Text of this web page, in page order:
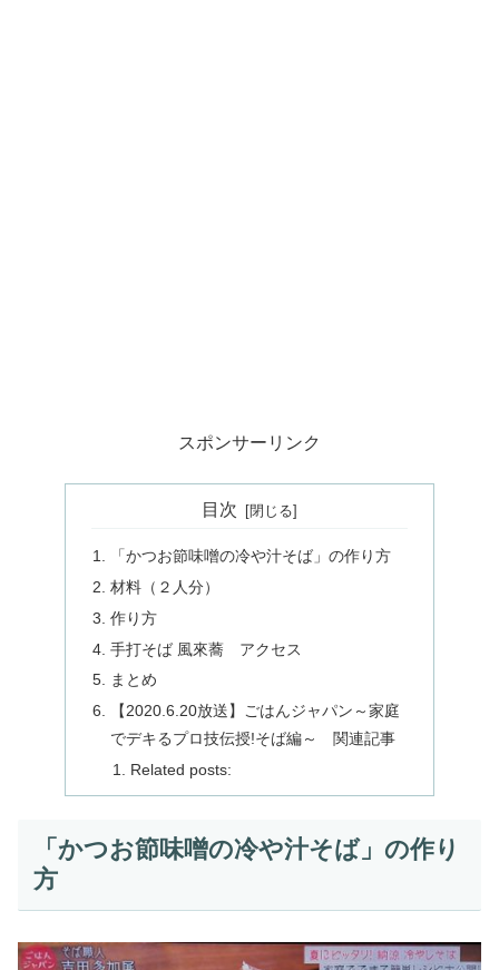
スポンサーリンク
目次
「かつお節味噌の冷や汁そば」の作り方
材料（２人分）
作り方
手打そば 風來蕎 アクセス
まとめ
【2020.6.20放送】ごはんジャパン～家庭
でデキるプロ技伝授!そば編～ 関連記事
Related posts:
「かつお節味噌の冷や汁そば」の作り
方